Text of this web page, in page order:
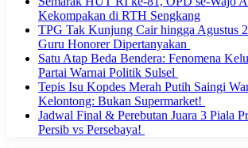
Kekompakan di RTH Sengkang
TPG Tak Kunjung Cair hingga Agustus
Guru Honorer Dipertanyakan
Satu Atap Beda Bendera: Fenomena
Partai Warnai Politik Sulsel
Tepis Isu Kopdes Merah Putih Saingi
Kelontong: Bukan Supermarket!
Jadwal Final & Perebutan Juara 3 Piala
Persib vs Persebaya!